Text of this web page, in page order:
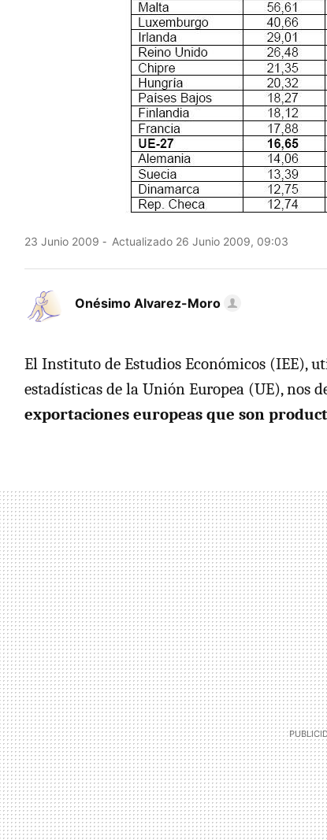
23 Junio 2009 Actualizado 26 Junio 2009, 09:03
Onésimo Alvarez-Moro
El Instituto de Estudios Económicos (IEE),
estadísticas de la Unión Europea (UE), nos
exportaciones europeas que son